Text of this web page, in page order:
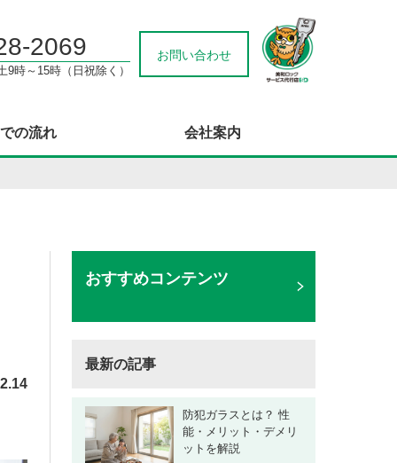
2069
時～15時（日祝除く）
お問い合わせ
の流れ 会社案内
おすすめコンテンツ
最新の記事
防犯ガラスとは？ 性
能・メリット・デメリ
ットを解説